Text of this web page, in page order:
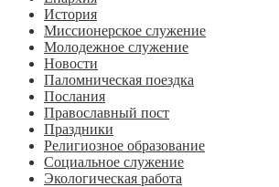
История
Миссионерское служение
Молодежное служение
Новости
Паломническая поездка
Послания
Православный пост
Праздники
Религиозное образование
Социальное служение
Экологическая работа